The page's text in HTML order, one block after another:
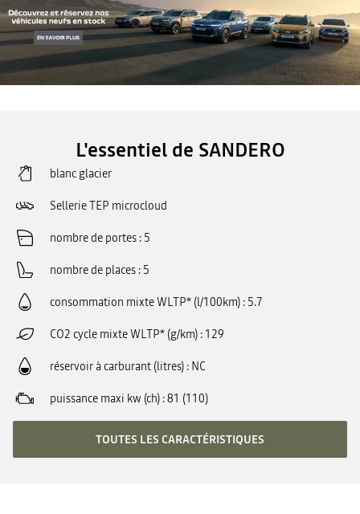
L'essentiel de SANDERO
blanc glacier
Sellerie TEP microcloud
nombre de portes 5
nombre de places 5
consommation mixte WLTP* (l/100km) 5.7
CO2 cycle mixte WLTP* (g/km) 129
réservoir à carburant (litres) NC
puissance maxi kw (ch) 81 (110)
TOUTES LES CARACTÉRISTIQUES